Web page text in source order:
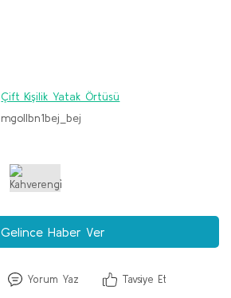
Çift Kişilik Yatak Örtüsü
mgollbn1bej_bej
Gelince Haber Ver
Yorum Yaz Tavsiye Et